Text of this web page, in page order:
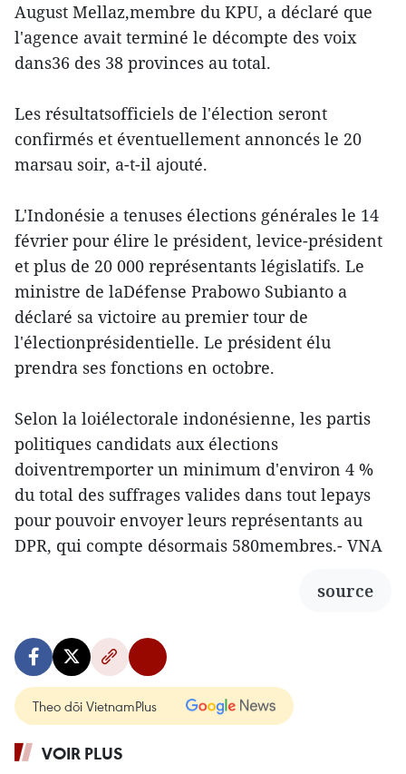
August Mellaz,membre du KPU, a déclaré que
l'agence avait terminé le décompte des voix
dans36 des 38 provinces au total.
Les résultatsofficiels de l'élection seront
confirmés et éventuellement annoncés le 20
marsau soir, a-t-il ajouté.
L'Indonésie a tenuses élections générales le 14
février pour élire le président, levice-président
et plus de 20 000 représentants législatifs. Le
ministre de laDéfense Prabowo Subianto a
déclaré sa victoire au premier tour de
l'électionprésidentielle. Le président élu
prendra ses fonctions en octobre.
Selon la loiélectorale indonésienne, les partis
politiques candidats aux élections
doiventremporter un minimum d'environ 4 %
du total des suffrages valides dans tout lepays
pour pouvoir envoyer leurs représentants au
DPR, qui compte désormais 580membres.- VNA
source
Theo dõi VietnamPlus
VOIR PLUS